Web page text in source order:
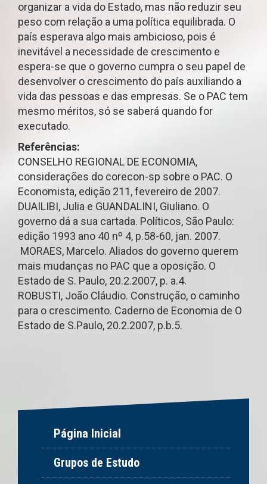
organizar a vida do Estado, mas não reduzir seu
peso com relação a uma política equilibrada. O
país esperava algo mais ambicioso, pois é
inevitável a necessidade de crescimento e
espera-se que o governo cumpra o seu papel de
desenvolver o crescimento do país auxiliando a
vida das pessoas e das empresas. Se o PAC tem
mesmo méritos, só se saberá quando for
executado.
Referências:
CONSELHO REGIONAL DE ECONOMIA,
considerações do corecon-sp sobre o PAC. O
Economista, edição 211, fevereiro de 2007.
DUAILIBI, Julia e GUANDALINI, Giuliano. O
governo dá a sua cartada. Políticos, São Paulo:
edição 1993 ano 40 nº 4, p.58-60, jan. 2007.
MORAES, Marcelo. Aliados do governo querem
mais mudanças no PAC que a oposição. O
Estado de S. Paulo, 20.2.2007, p. a.4.
ROBUSTI, João Cláudio. Construção, o caminho
para o crescimento. Caderno de Economia de O
Estado de S.Paulo, 20.2.2007, p.b.5.
Página Inicial
Grupos de Estudo